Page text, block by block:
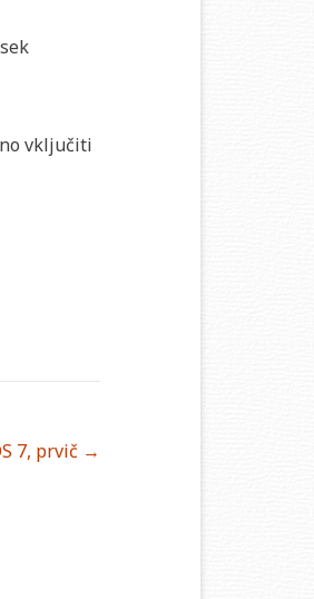
vključiti
7, prvič →